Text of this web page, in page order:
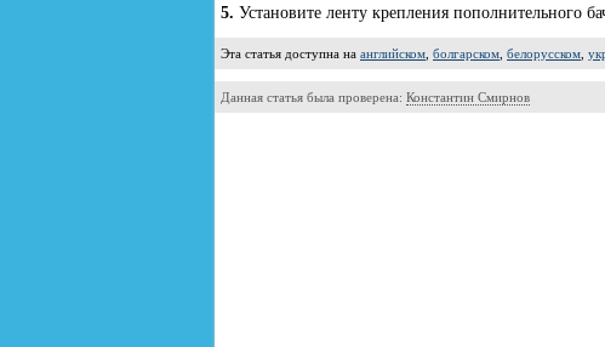
5. Установите ленту крепления пополнительного
Эта статья доступна на английском болгарском белорусском
Данная статья была проверена: Константин Смирнов